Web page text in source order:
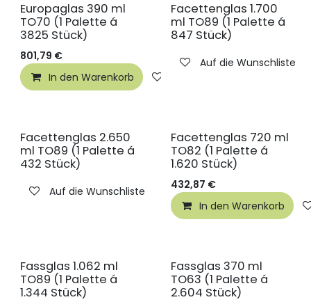
Europaglas 390 ml
TO70 (1 Palette á
3825 Stück)
801,79 €
In den Warenkorb
Facettenglas 1.700
ml TO89 (1 Palette á
847 Stück)
Auf die Wunschliste
Facettenglas 2.650
ml TO89 (1 Palette á
432 Stück)
Auf die Wunschliste
Facettenglas 720 ml
TO82 (1 Palette á
1.620 Stück)
432,87 €
In den Warenkorb
Fassglas 1.062 ml
TO89 (1 Palette á
1.344 Stück)
Fassglas 370 ml
TO63 (1 Palette á
2.604 Stück)